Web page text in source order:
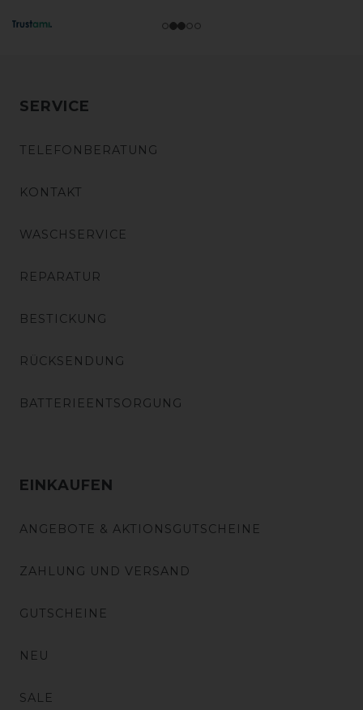
SERVICE
TELEFONBERATUNG
KONTAKT
WASCHSERVICE
REPARATUR
BESTICKUNG
RÜCKSENDUNG
BATTERIEENTSORGUNG
EINKAUFEN
ANGEBOTE & AKTIONSGUTSCHEINE
ZAHLUNG UND VERSAND
GUTSCHEINE
NEU
SALE